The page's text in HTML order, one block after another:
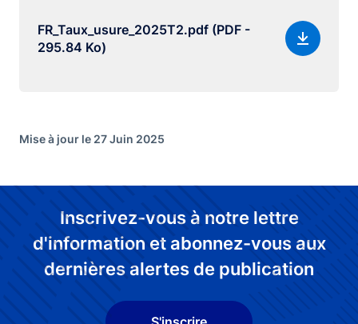
FR_Taux_usure_2025T2.pdf (PDF -
295.84 Ko)
Mise à jour le 27 Juin 2025
Inscrivez-vous à notre lettre
d'information et abonnez-vous aux
dernières alertes de publication